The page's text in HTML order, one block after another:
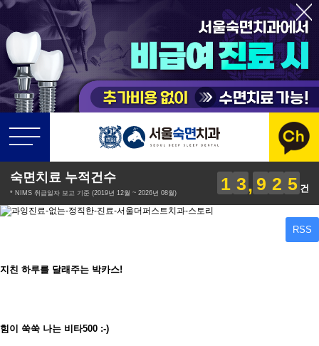
의식하진정법 숙면 치료
본문 바로가기
숙면치료 누적건수
* NIMS 취급일자 보고 기준 (2019년 12월 ~ 2026년 08월) 1 3 9 2 5 건
RSS
지친 하루를 달래주는 박카스!
힘이 쑥쑥 나는 비타500 :-)